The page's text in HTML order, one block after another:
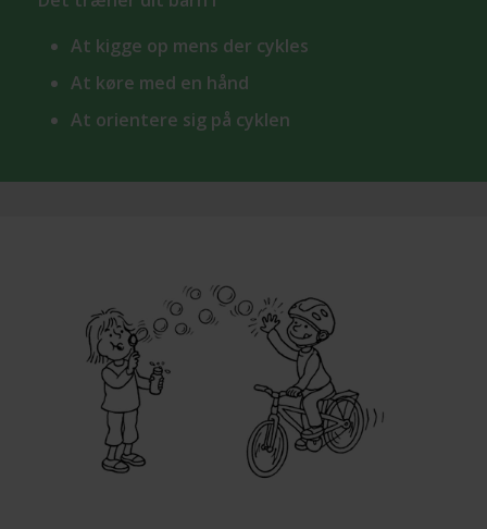
At kigge op mens der cykles
At køre med en hånd
At orientere sig på cyklen